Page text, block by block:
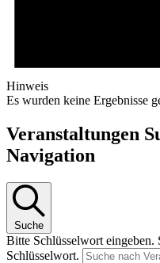
Hinweis
Es wurden keine Ergebnisse
Veranstaltungen
Navigation
Suche
Bitte Schlüsselwort eingeben.
Schlüsselwort.